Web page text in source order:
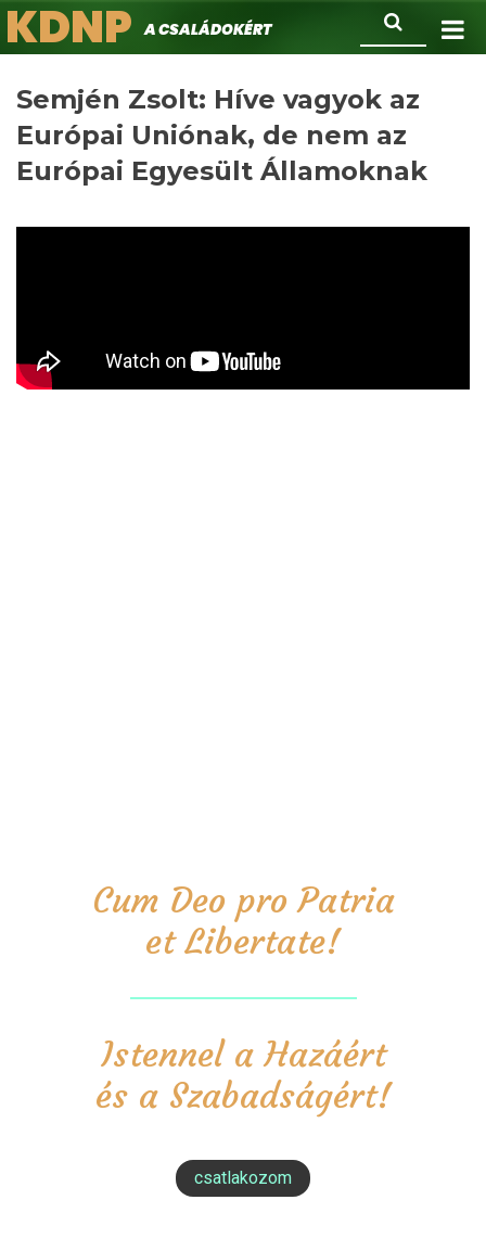
Ugrás
a
Keresés
KDNPA családokért.
Semjén Zsolt: Híve vagyok az
Európai Uniónak, de nem az
Európai Egyesült Államoknak
Cum Deo pro Patria
et Libertate!
Istennel a Hazáért
és a Szabadságért!
csatlakozom